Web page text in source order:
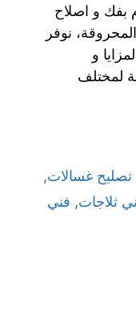
بفك و اصلاح
نوفر
و
لمختلف
تصليح غسالات,
ثلاجات, فني